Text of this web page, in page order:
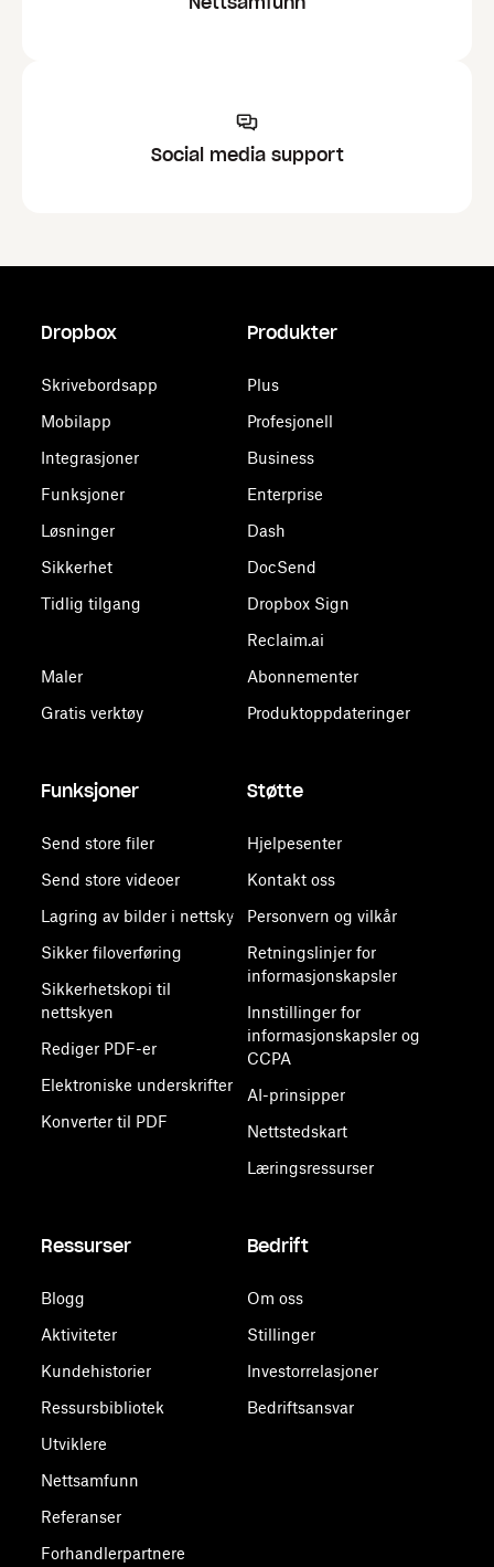
Social media support
Dropbox
Skrivebordsapp
Mobilapp
Integrasjoner
Funksjoner
Løsninger
Sikkerhet
Tidlig tilgang
Maler
Gratis verktøy
Produkter
Plus
Profesjonell
Business
Enterprise
Dash
DocSend
Dropbox Sign
Reclaim.ai
Abonnementer
Produktoppdateringer
Funksjoner
Send store filer
Send store videoer
Lagring av bilder i nettsky
Sikker filoverføring
Sikkerhetskopi til
nettskyen
Rediger PDF-er
Elektroniske underskrifter
Konverter til PDF
Støtte
Hjelpesenter
Kontakt oss
Personvern og vilkår
Retningslinjer for
informasjonskapsler
Innstillinger for
informasjonskapsler og
CCPA
AI-prinsipper
Nettstedskart
Læringsressurser
Ressurser
Blogg
Aktiviteter
Kundehistorier
Ressursbibliotek
Utviklere
Nettsamfunn
Referanser
Forhandlerpartnere
Bedrift
Om oss
Stillinger
Investorrelasjoner
Bedriftsansvar